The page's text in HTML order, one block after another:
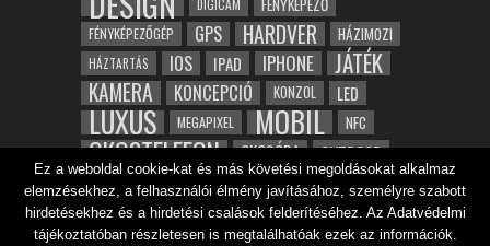
DIGICAM FÉNYKÉPEZŐ
FÉNYKÉPEZŐGÉP GPS HARDVER HÁZIMOZI
HÁZTARTÁS IOS IPAD IPHONE JÁTÉK
KAMERA KONCEPCIÓ KONZOL LED
LUXUS MEGAPIXEL MOBIL NFC
OKOSTELEFON OKOSÓRA OUTDOOR
ROBOT SAMSUNG SPORT TABLET
TESZT VIDEÓ VÍZÁLLÓ WIFI ZENE ZÖLD
ÉPÍTÉSZET ÓRA
Ez a weboldal cookie-kat és más követési megoldásokat alkalmaz
elemzésekhez, a felhasználói élmény javításához, személyre szabott
hirdetésekhez és a hirdetési csalások felderítéséhez. Az Adatvédelmi
tájékoztatóban részletesen is megtalálhatóak ezek az információk.